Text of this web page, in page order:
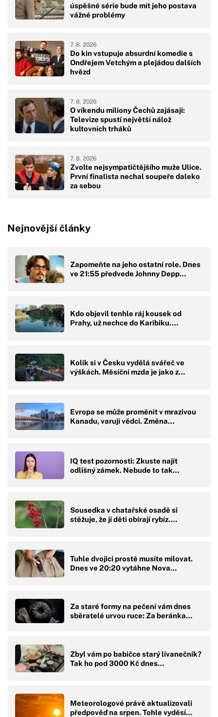
úspěšné série bude mít jeho postava
vážné problémy
Do kin vstupuje absurdní komedie s
Ondřejem Vetchým a plejádou dalších
hvězd
7. 8. 2026
O víkendu miliony Čechů zajásají:
Televize spustí největší nálož
kultovních trháků
7. 8. 2026
Zvolte nejsympatičtějšího muže Ulice.
První finalista nechal soupeře daleko
za sebou
7. 8. 2026
Nejnovější články
Zapomeňte na jeho ostatní role. Dnes
ve 21:55 předvede Johnny Depp…
Kdo objevil tenhle ráj kousek od
Prahy, už nechce do Karibiku.…
Kolik si v Česku vydělá svářeč ve
výškách. Měsíční mzda je jako z…
Evropa se může proměnit v mrazivou
Kanadu, varují vědci. Změna…
IQ test pozornosti: Zkuste najít
odlišný zámek. Nebude to tak…
Sousedka v chatařské osadě si
stěžuje, že jí děti obírají rybíz.…
Tuhle dvojici prostě musíte milovat.
Dnes ve 20:20 vytáhne Nova…
Za staré formy na pečení vám dnes
sběratelé urvou ruce: Za beránka…
Zbyl vám po babičce starý lívanečník?
Tak ho pod 3000 Kč dnes…
Meteorologové právě aktualizovali
předpověď na srpen. Tohle vyděsí…